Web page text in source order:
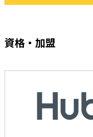
資格・加盟